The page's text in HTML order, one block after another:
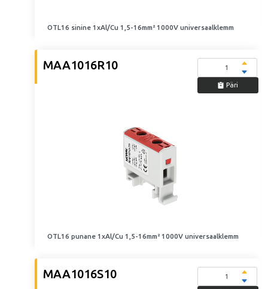
OTL16 sinine 1xAl/Cu 1,5-16mm² 1000V universaalklemm
MAA1016R10
Päri
OTL16 punane 1xAl/Cu 1,5-16mm² 1000V universaalklemm
MAA1016S10